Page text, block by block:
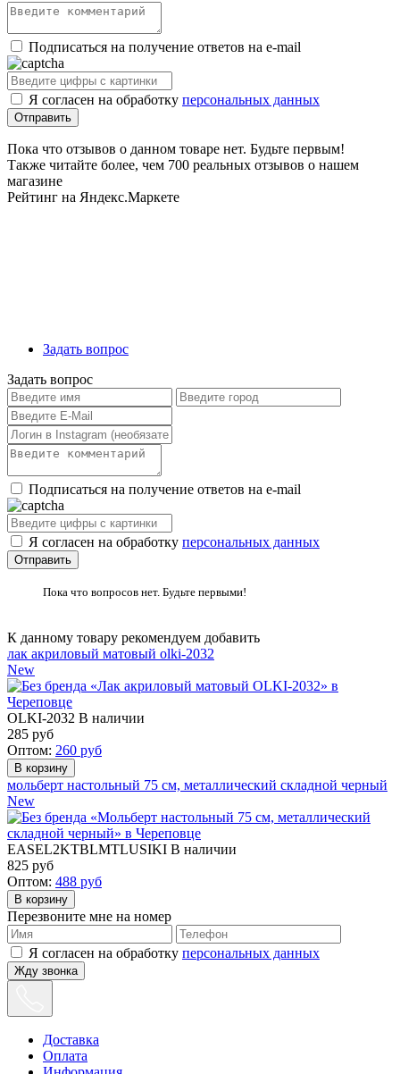
Подписаться на получение ответов на e-mail
Я согласен на обработку персональных данных
Пока что отзывов о данном товаре нет. Будьте первым!
Также читайте более, чем 700 реальных отзывов о нашем
магазине
Рейтинг на Яндекс.Маркете
Задать вопрос
Задать вопрос
Подписаться на получение ответов на e-mail
Я согласен на обработку персональных данных
Пока что вопросов нет. Будьте первыми!
К данному товару рекомендуем добавить
лак акриловый матовый olki-2032
New
OLKI-2032 В наличии
285 руб
Оптом: 260 руб
мольберт настольный 75 см, металлический складной черный
New
EASEL2KTBLMTLUSIKI В наличии
825 руб
Оптом: 488 руб
Перезвоните мне на номер
Я согласен на обработку персональных данных
Жду звонка
Доставка
Оплата